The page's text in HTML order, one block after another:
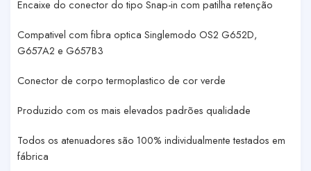
Encaixe do conector do tipo Snap-in com patilha retenção
Compativel com fibra optica Singlemodo OS2 G652D,
G657A2 e G657B3
Conector de corpo termoplastico de cor verde
Produzido com os mais elevados padrões qualidade
Todos os atenuadores são 100% individualmente testados em
fábrica